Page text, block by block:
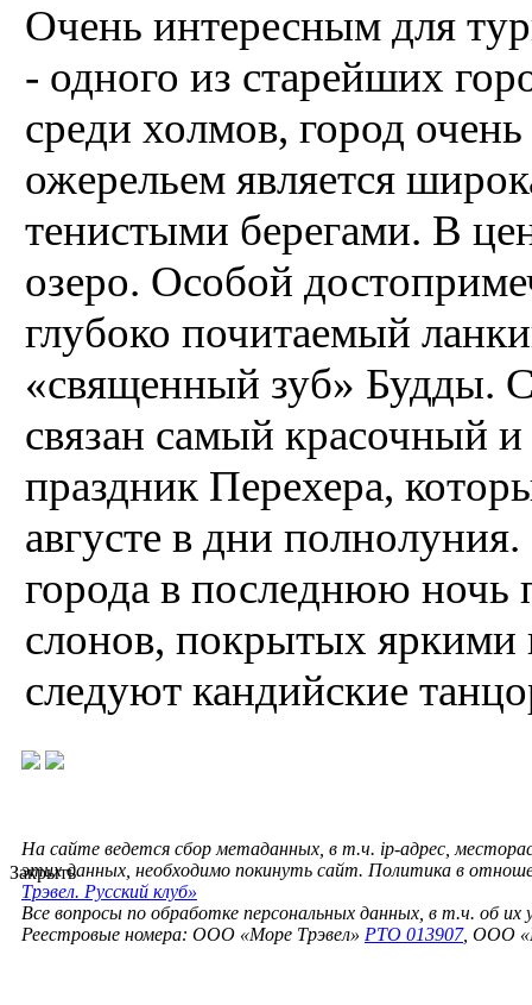
Очень интересным для
- одного из старейших
среди холмов, город
ожерельем является
тенистыми берегами. В
озеро. Особой
глубоко почитаемый
«священный зуб» Будды.
связан самый красоч­ный
праздник Перехера,
августе в дни
города в последнюю ночь
слонов, покрытых
следуют кандийские
На сайте ведется сбор метаданных, в т.ч. ip-адрес,
этих данных, необходимо покинуть сайт. Политика в
Трэвел. Русский клуб»
Все вопросы по обработке персональных данных, в т.ч. об их
Реестровые номера: ООО «Море Трэвел» РТО 013907, ООО
Закрыть